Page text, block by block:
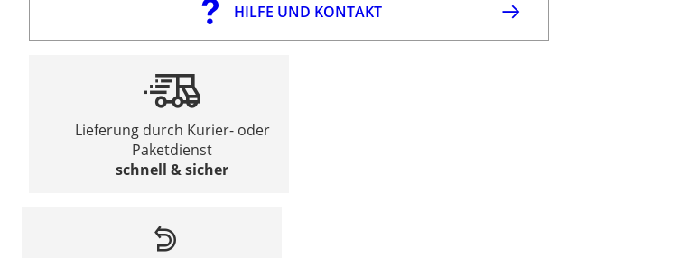
HILFE UND KONTAKT
Lieferung durch Kurier- oder
Paketdienst
schnell & sicher